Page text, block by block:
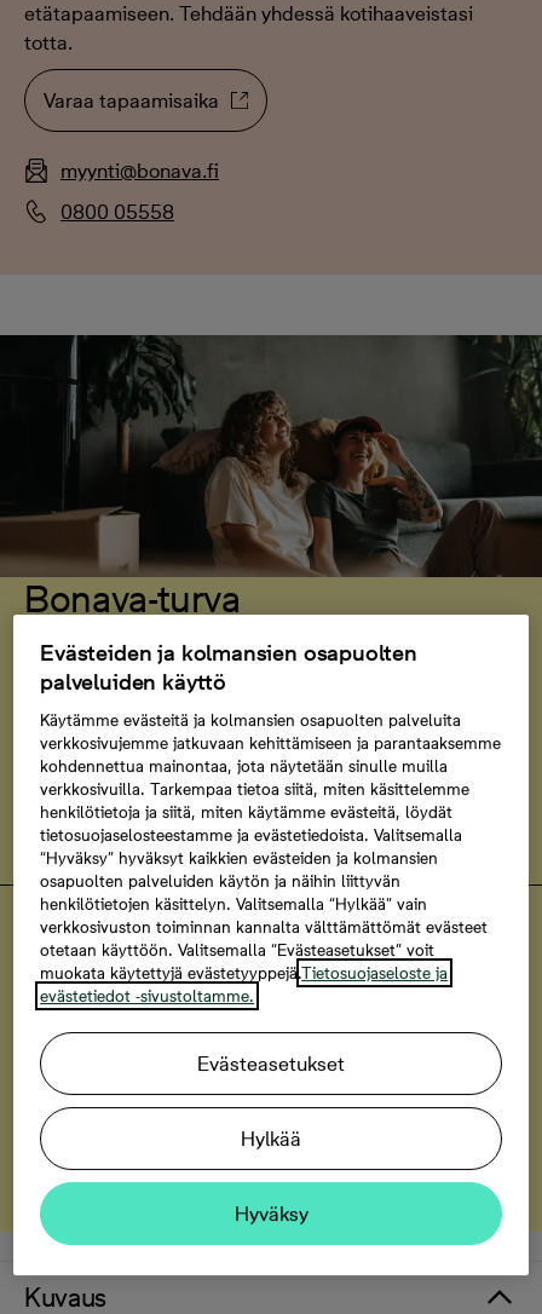
etätapaamiseen. Tehdään yhdessä kotihaaveistasi
totta.
Varaa tapaamisaika
myynti@bonava.fi
0800 05558
Bonava-turva
Bonava-turvan ansiosta pääset uuteen kotiin
huolettomin mielin jo ennen kuin nykyinen asuntosi on
vuoden ajan vanhan asuntosi ollessa myynnissä.
Tutustu Bonava-turvaan
Helsingin Renata
Uniikkeja kaksikerroksisia koteja
Tutustu Renatan kaksikerroksisiin koteihin
Helsingin Renata
Haaveena merinäköala?
Kodit, joissa merinäköala
Kuvaus
Evästeiden ja kolmansien osapuolten
palveluiden käyttö
Käytämme evästeitä ja kolmansien osapuolten palveluita
verkkosivujemme jatkuvaan kehittämiseen ja parantaaksemme
kohdennettua mainontaa, jota näytetään sinulle muilla
verkkosivuilla. Tarkempaa tietoa siitä, miten käsittelemme
henkilötietoja ja siitä, miten käytämme evästeitä, löydät
tietosuojaselosteestamme ja evästetiedoista. Valitsemalla
“Hyväksy” hyväksyt kaikkien evästeiden ja kolmansien
osapuolten palveluiden käytön ja näihin liittyvän
henkilötietojen käsittelyn. Valitsemalla “Hylkää” vain
verkkosivuston toiminnan kannalta välttämättömät evästeet
otetaan käyttöön. Valitsemalla “Evästeasetukset” voit
muokata käytettyjä evästetyyppejä.Tietosuojaseloste ja
evästetiedot -sivustoltamme.
Evästeasetukset
Hylkää
Hyväksy